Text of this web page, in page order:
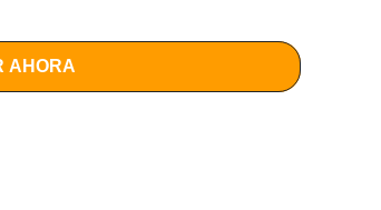
se encuentre totalmente extendido.
para limpiar de manera segura y
que facilita la limpieza y ayuda a
rebeldes de manera más
AHORA